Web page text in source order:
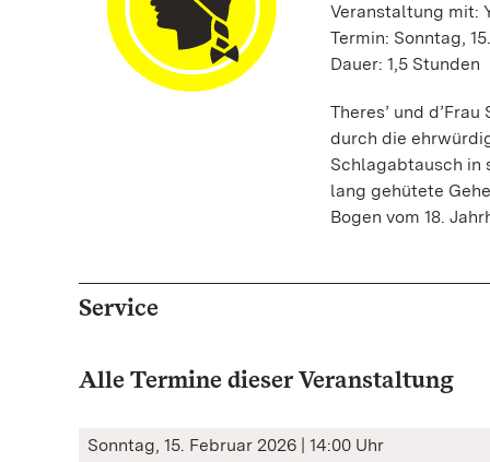
Veranstaltung mit:
Termin: Sonntag,
Dauer: 1,5 Stunden
Theres’ und
durch die
Schlagabtausch in
lang gehütete
Bogen vom 18.
Service
Alle Termine dieser Veranstaltung
Sonntag, 15. Februar 2026 | 14:00 Uhr